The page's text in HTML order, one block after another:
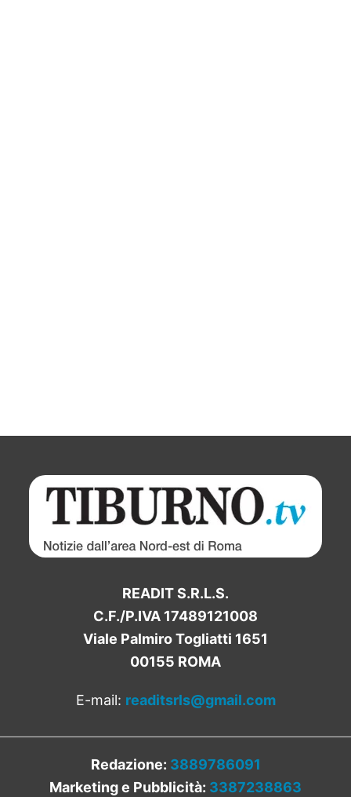
READIT S.R.L.S.
C.F./P.IVA 17489121008
Viale Palmiro Togliatti 1651
00155 ROMA
E-mail: readitsrls@gmail.com
Redazione: 3889786091
Marketing e Pubblicità: 3387238863